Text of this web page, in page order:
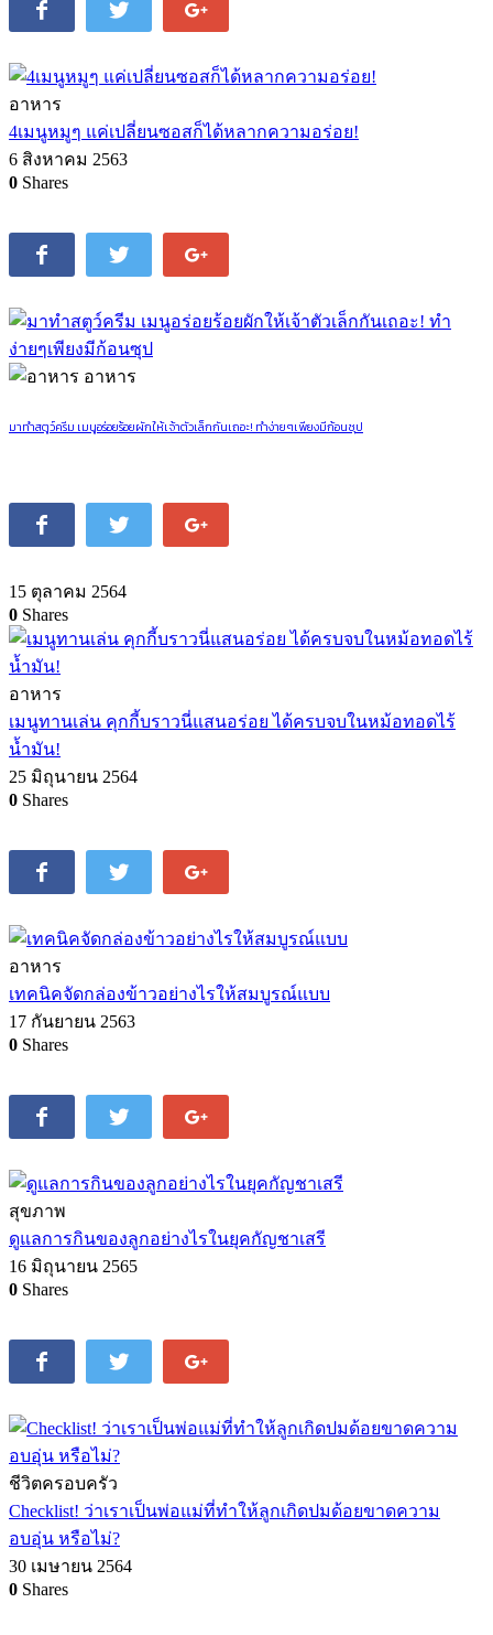
อาหาร
4เมนูหมูๆ แค่เปลี่ยนซอสก็ได้หลากความอร่อย!
6 สิงหาคม 2563
0 Shares
อาหาร
มาทำสตูว์ครีม เมนูอร่อยร้อยผักให้เจ้าตัวเล็กกันเถอะ! ทำง่ายๆเพียงมีก้อนซุป
15 ตุลาคม 2564
0 Shares
อาหาร
เมนูทานเล่น คุกกี้บราวนี่แสนอร่อย ได้ครบจบในหม้อทอดไร้
น้ำมัน!
25 มิถุนายน 2564
0 Shares
อาหาร
เทคนิคจัดกล่องข้าวอย่างไรให้สมบูรณ์แบบ
17 กันยายน 2563
0 Shares
สุขภาพ
ดูแลการกินของลูกอย่างไรในยุคกัญชาเสรี
16 มิถุนายน 2565
0 Shares
ชีวิตครอบครัว
Checklist! ว่าเราเป็นพ่อแม่ที่ทำให้ลูกเกิดปมด้อยขาดความ
อบอุ่น หรือไม่?
30 เมษายน 2564
0 Shares